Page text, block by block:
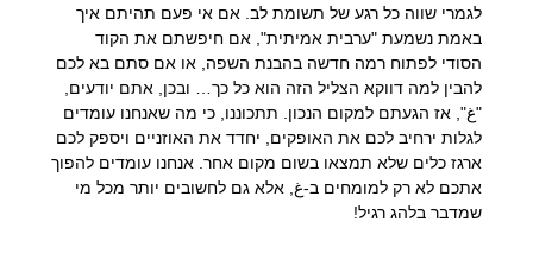
לגמרי שווה כל רגע של תשומת לב. אם אי פעם תהיתם איך
באמת נשמעת "ערבית אמיתית", אם חיפשתם את הקוד
הסודי לפתוח רמה חדשה בהבנת השפה, או אם סתם בא לכם
להבין למה דווקא הצליל הזה הוא כל כך… ובכן, אתם יודעים,
"غ", אז הגעתם למקום הנכון. תתכוננו, כי מה שאנחנו עומדים
לגלות ירחיב לכם את האופקים, יחדד את האוזניים ויספק לכם
ארגז כלים שלא תמצאו בשום מקום אחר. אנחנו עומדים להפוך
אתכם לא רק למומחים ב-غ, אלא גם לחשובים יותר מכל מי
שמדבר בלהג רגיל!